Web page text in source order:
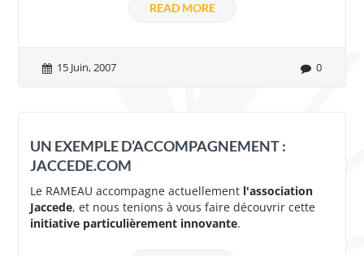
READ MORE
15 Juin, 2007 0
UN EXEMPLE D’ACCOMPAGNEMENT :
JACCEDE.COM
Le RAMEAU accompagne actuellement l'association
Jaccede, et nous tenions à vous faire découvrir cette
initiative particulièrement innovante.